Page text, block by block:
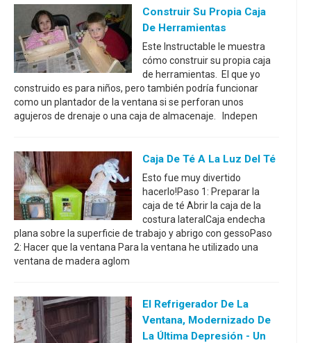
Construir Su Propia Caja
De Herramientas
Este Instructable le muestra
cómo construir su propia caja
de herramientas. El que yo
construido es para niños, pero también podría funcionar
como un plantador de la ventana si se perforan unos
agujeros de drenaje o una caja de almacenaje. Indepen
Caja De Té A La Luz Del Té
Esto fue muy divertido
hacerlo!Paso 1: Preparar la
caja de té Abrir la caja de la
costura lateralCaja endecha
plana sobre la superficie de trabajo y abrigo con gessoPaso
2: Hacer que la ventana Para la ventana he utilizado una
ventana de madera aglom
El Refrigerador De La
Ventana, Modernizado De
La Última Depresión - Un